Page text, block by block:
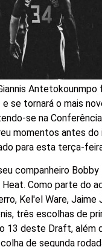
e se tornará o mais
se na
momentos antes
para esta terça-
companheiro
Como parte do
Kel'el Ware, Jaime
três escolhas de
13 deste Draft, além
de segunda